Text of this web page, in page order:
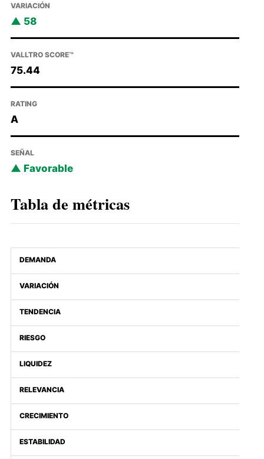
VARIACIÓN
58
VALLTRO SCORE™
75.44
RATING
A
SEÑAL
Favorable
Tabla de métricas
DEMANDA
VARIACIÓN
TENDENCIA
RIESGO
LIQUIDEZ
RELEVANCIA
CRECIMIENTO
ESTABILIDAD